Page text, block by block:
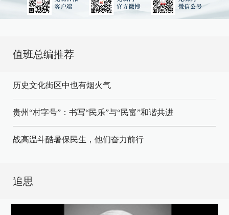
值班总编推荐
历史文化街区中也有烟火气
贵州“村字号”：书写“民乐”与“民富”和谐共进
战高温斗酷暑保民生，他们奋力前行
追思